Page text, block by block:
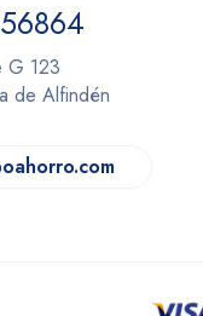
G 123
de Alfindén